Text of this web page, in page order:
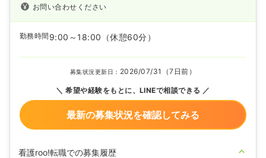
お問い合わせください
勤務時間 9:00～18:00 （休憩60分）
募集状況更新日： 2026/07/31（7日前）
希望や経験をもとに、LINEで相談できる
最新の募集状況を確認してみる
看護roo!転職での募集履歴